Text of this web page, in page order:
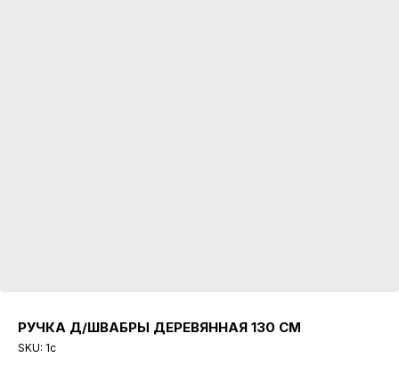
РУЧКА Д/ШВАБРЫ ДЕРЕВЯННАЯ 130 СМ
SKU: 1c